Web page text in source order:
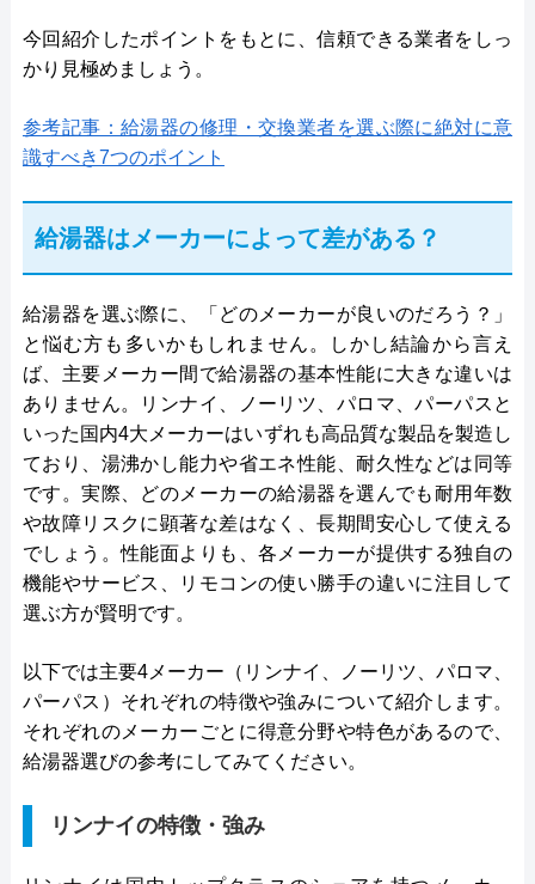
今回紹介したポイントをもとに、信頼できる業者をしっ
かり見極めましょう。
参考記事：給湯器の修理・交換業者を選ぶ際に絶対に意
識すべき7つのポイント
給湯器はメーカーによって差がある？
給湯器を選ぶ際に、「どのメーカーが良いのだろう？」
と悩む方も多いかもしれません。しかし結論から言え
ば、主要メーカー間で給湯器の基本性能に大きな違いは
ありません。リンナイ、ノーリツ、パロマ、パーパスと
いった国内4大メーカーはいずれも高品質な製品を製造し
ており、湯沸かし能力や省エネ性能、耐久性などは同等
です。実際、どのメーカーの給湯器を選んでも耐用年数
や故障リスクに顕著な差はなく、長期間安心して使える
でしょう。性能面よりも、各メーカーが提供する独自の
機能やサービス、リモコンの使い勝手の違いに注目して
選ぶ方が賢明です。
以下では主要4メーカー（リンナイ、ノーリツ、パロマ、
パーパス）それぞれの特徴や強みについて紹介します。
それぞれのメーカーごとに得意分野や特色があるので、
給湯器選びの参考にしてみてください。
リンナイの特徴・強み